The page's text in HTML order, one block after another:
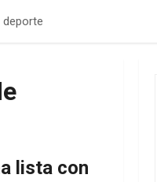
deporte
lista con